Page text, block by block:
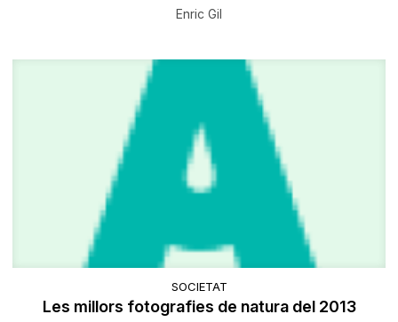
Enric Gil
SOCIETAT
Les millors fotografies de natura del 2013